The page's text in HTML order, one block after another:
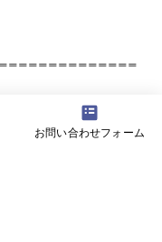
Computing
お問い合わせフォーム